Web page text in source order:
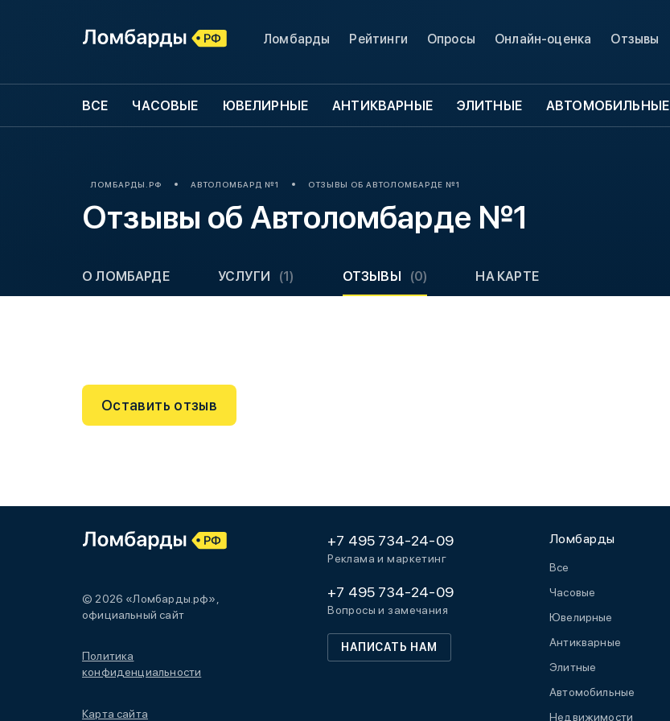
Ломбарды Рейтинги Опросы Онлайн-оценка Отзывы
ВСЕ ЧАСОВЫЕ ЮВЕЛИРНЫЕ АНТИКВАРНЫЕ ЭЛИТНЫЕ АВТОМОБИЛЬНЫЕ
ЛОМБАРДЫ.РФ АВТОЛОМБАРД №1 ОТЗЫВЫ ОБ АВТОЛОМБАРДЕ №1
Отзывы об Автоломбарде №1
О ЛОМБАРДЕ УСЛУГИ (1) ОТЗЫВЫ (0) НА КАРТЕ
Оставить отзыв
© 2026 «Ломбарды.рф»,
официальный сайт
Политика
конфиденциальности
Карта сайта
+7 495 734-24-09
Реклама и маркетинг
+7 495 734-24-09
Вопросы и замечания
НАПИСАТЬ НАМ
Ломбарды
Все
Часовые
Ювелирные
Антикварные
Элитные
Автомобильные
Недвижимости